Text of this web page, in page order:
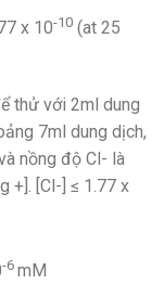
x 10-10 (at 25
thử với 2ml dung
7ml dung dịch,
nồng độ Cl- là
+]. [Cl-] ≤ 1.77 x
-6 mM